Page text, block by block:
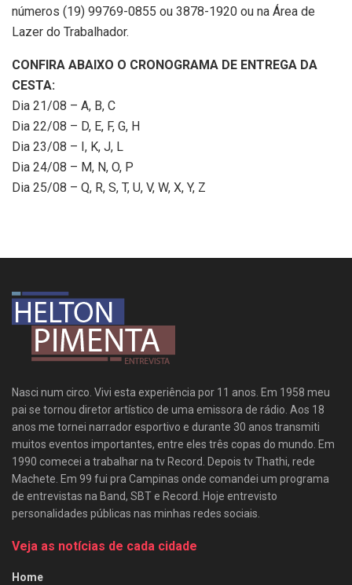
números (19) 99769-0855 ou 3878-1920 ou na Área de
Lazer do Trabalhador.
CONFIRA ABAIXO O CRONOGRAMA DE ENTREGA DA
CESTA:
Dia 21/08 – A, B, C
Dia 22/08 – D, E, F, G, H
Dia 23/08 – I, K, J, L
Dia 24/08 – M, N, O, P
Dia 25/08 – Q, R, S, T, U, V, W, X, Y, Z
Nasci num circo. Vivi esta experiência por 11 anos. Em 1958 meu
pai se tornou diretor artístico de uma emissora de rádio. Aos 18
anos me tornei narrador esportivo e durante 30 anos transmiti
muitos eventos importantes, entre eles três copas do mundo. Em
1990 comecei a trabalhar na tv Record. Depois tv Thathi, rede
Machete. Em 99 fui pra Campinas onde comandei um programa
de entrevistas na Band, SBT e Record. Hoje entrevisto
personalidades públicas nas minhas redes sociais.
Veja as notícias de cada cidade
Home